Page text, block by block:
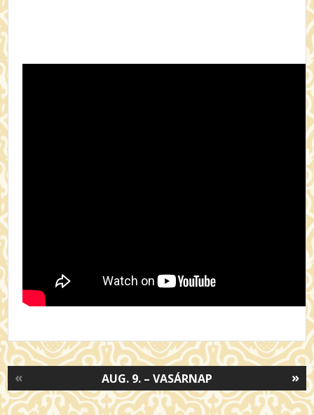
»
AUG. 9. – VASÁRNAP
«